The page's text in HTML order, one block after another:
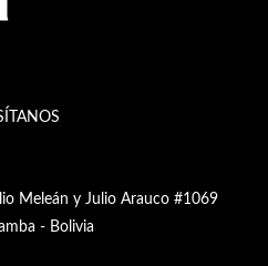
Meleán y Julio Arauco #1069
- Bolivia